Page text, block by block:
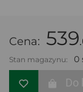
Cena: 539
Stan magazynu: 0
Do